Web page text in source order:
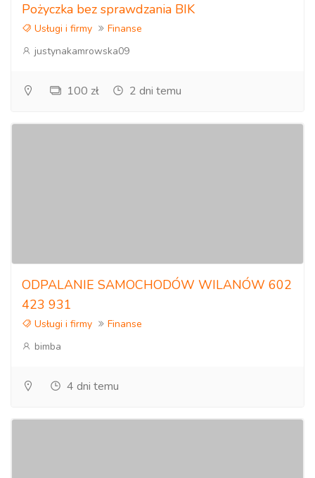
Pożyczka bez sprawdzania BIK
Usługi i firmy
Finanse
justynakamrowska09
100 zł 2 dni temu
ODPALANIE SAMOCHODÓW WILANÓW 602
423 931
Usługi i firmy
Finanse
bimba
4 dni temu